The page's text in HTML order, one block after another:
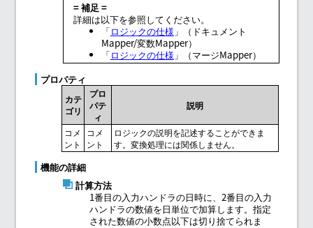
= 補足 =
詳細は以下を参照してください。
「ロジックの仕様 」（ドキュメント
Mapper/変数Mapper）
「ロジックの仕様 」（マージMapper）
プロパティ
カテ
ゴリ
プロ
パテ
ィ
説明
コメ
ント
コメ
ント
ロジックの説明を記述することができま
す。変換処理には関係しません。
機能の詳細
計算方法
1番目の入力ハンドラの日時に、2番目の入力
ハンドラの数値を日単位で加算します。指定
された数値の小数点以下は切り捨てられま